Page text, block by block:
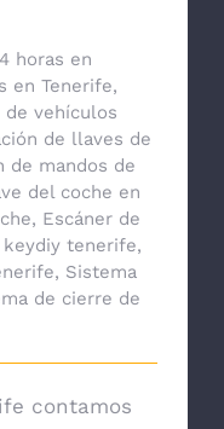
horas en
en Tenerife,
vehículos
de llaves de
de mandos de
del coche en
, Escáner de
keydiy tenerife,
, Sistema
de cierre de
contamos